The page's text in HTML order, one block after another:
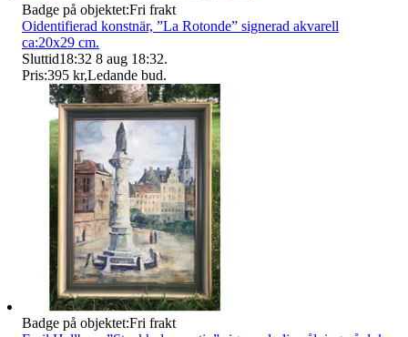
Badge på objektet:Fri frakt
Oidentifierad konstnär, ”La Rotonde” signerad akvarell
ca:20x29 cm.
Sluttid18:32 8 aug 18:32.
Pris:395 kr,Ledande bud.
Badge på objektet:Fri frakt